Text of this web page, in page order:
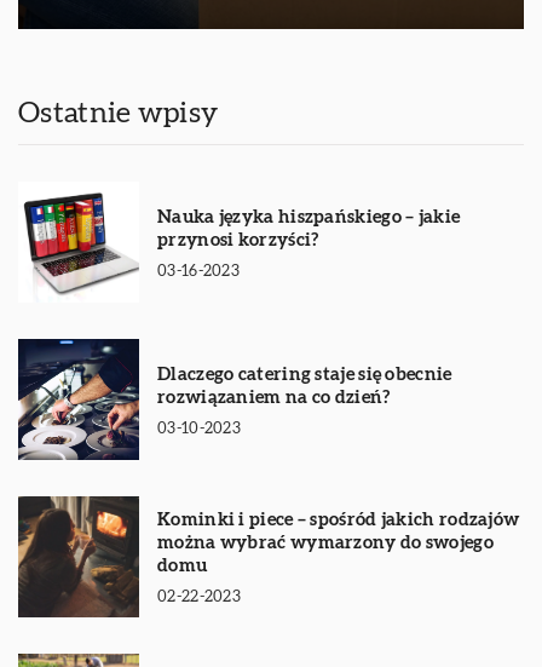
Ostatnie wpisy
Nauka języka hiszpańskiego – jakie
przynosi korzyści?
03-16-2023
Dlaczego catering staje się obecnie
rozwiązaniem na co dzień?
03-10-2023
Kominki i piece – spośród jakich rodzajów
można wybrać wymarzony do swojego
domu
02-22-2023